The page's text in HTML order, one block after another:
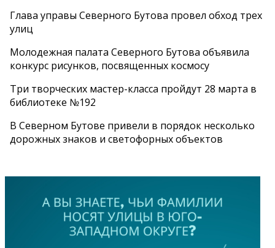
Глава управы Северного Бутова провел обход трех
улиц
Молодежная палата Северного Бутова объявила
конкурс рисунков, посвященных космосу
Три творческих мастер-класса пройдут 28 марта в
библиотеке №192
В Северном Бутове привели в порядок несколько
дорожных знаков и светофорных объектов